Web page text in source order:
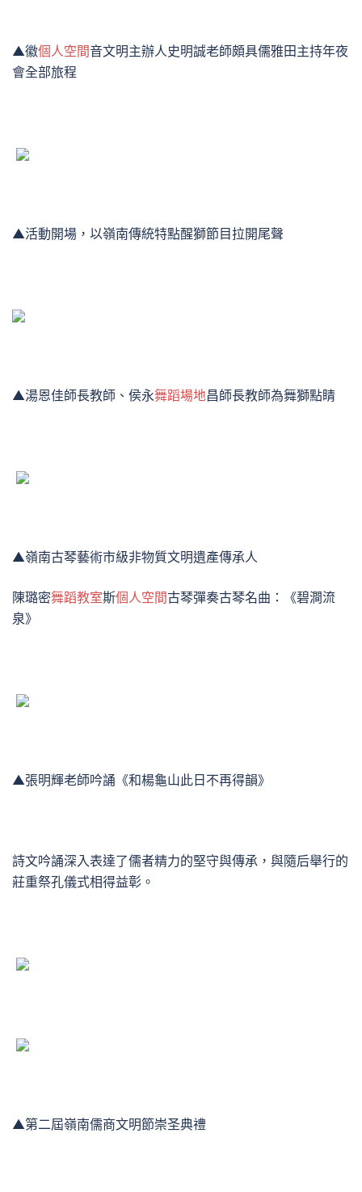
▲徽個人空間音文明主辦人史明誠老師頗具儒雅田主持年夜
會全部旅程
▲活動開場，以嶺南傳統特點醒獅節目拉開尾聲
▲湯恩佳師長教師、侯永舞蹈場地昌師長教師為舞獅點睛
▲嶺南古琴藝術市級非物質文明遺產傳承人
陳璐密舞蹈教室斯個人空間古琴彈奏古琴名曲：《碧澗流
泉》
▲張明輝老師吟誦《和楊龜山此日不再得韻》
詩文吟誦深入表達了儒者精力的堅守與傳承，與隨后舉行的
莊重祭孔儀式相得益彰。
▲第二屆嶺南儒商文明節崇圣典禮